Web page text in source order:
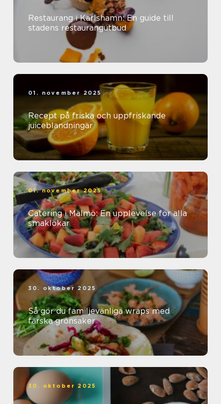
Restaurang i Karlshamn: En guide till
stadens restaurangutbud
01. november 2025
Recept på friska och uppfriskande
juiceblandningar
01. november 2025
Catering i Malmö: En upplevelse för alla
smaklökar
30. oktober 2025
Så gör du familjevänliga wraps med
färska grönsaker
30. oktober 2025